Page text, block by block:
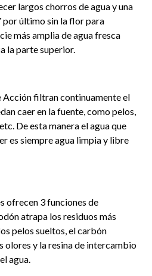
largos chorros de agua y una
último sin la flor para
más amplia de agua fresca
la parte superior.
filtran continuamente el
caer en la fuente, como pelos,
De esta manera el agua que
es siempre agua limpia y libre
ofrecen 3 funciones de
atrapa los residuos más
pelos sueltos, el carbón
olores y la resina de intercambio
agua.